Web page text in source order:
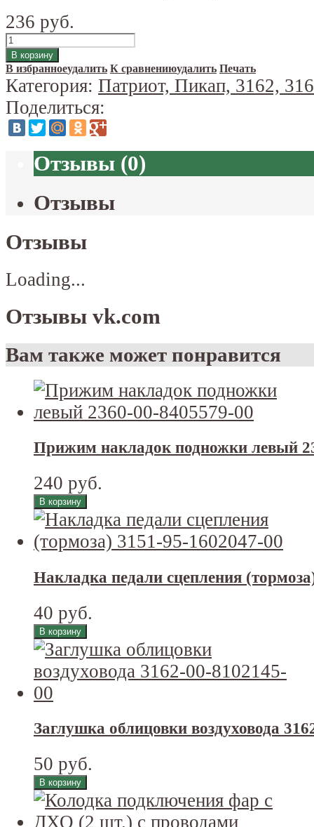
236 руб.
В избранноеудалить К сравнениюудалить Печать
Категория: Патриот, Пикап, 3162,
Поделиться:
Отзывы (0)
Отзывы
Отзывы
Loading...
Отзывы vk.com
Вам также может понравится
Прижим накладок подножки левый
240 руб.
Накладка педали сцепления
40 руб.
Заглушка облицовки воздуховода
50 руб.